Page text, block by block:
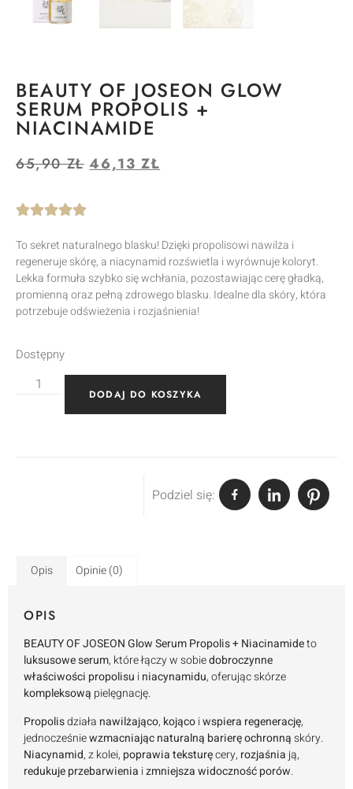
BEAUTY OF JOSEON GLOW
SERUM PROPOLIS +
NIACINAMIDE
65,90ZŁ 46,13ZŁ
To sekret naturalnego blasku! Dzięki propolisowi nawilża i
regeneruje skórę, a niacynamid rozświetla i wyrównuje koloryt.
Lekka formuła szybko się wchłania, pozostawiając cerę gładką,
promienną oraz pełną zdrowego blasku. Idealne dla skóry, która
potrzebuje odświeżenia i rozjaśnienia!
Dostępny
DODAJ DO KOSZYKA
Podziel się:
Opis Opinie (0)
OPIS
BEAUTY OF JOSEON Glow Serum Propolis + Niacinamideto
luksusoweserum, które łączy w sobiedobroczynne
właściwości propolisu iniacynamidu, oferując skórze
kompleksową pielęgnację.
Propolisdziała nawilżająco, kojącoiwspiera regenerację,
jednocześniewzmacniając naturalną barierę ochronnąskóry.
Niacynamid, z kolei, poprawia teksturęcery, rozjaśnia ją,
redukuje przebarwienia izmniejsza widoczność porów.